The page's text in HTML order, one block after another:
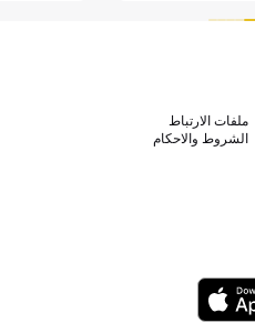
ملفات الارتباط
الشروط والاحكام